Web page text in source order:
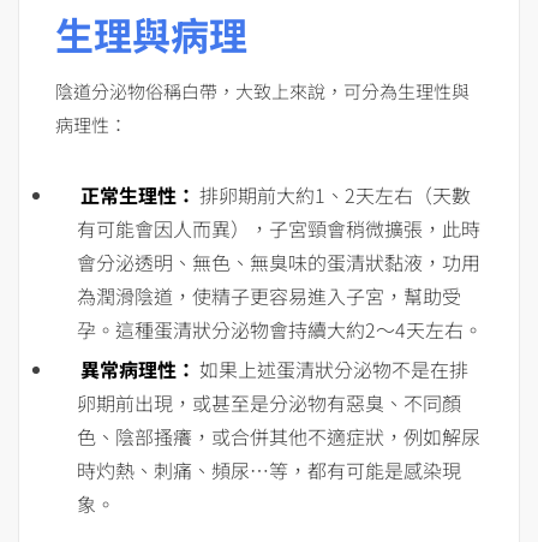
生理與病理
陰道分泌物俗稱白帶，大致上來說，可分為生理性與
病理性：
正常生理性： 排卵期前大約1、2天左右（天數
有可能會因人而異），子宮頸會稍微擴張，此時
會分泌透明、無色、無臭味的蛋清狀黏液，功用
為潤滑陰道，使精子更容易進入子宮，幫助受
孕。這種蛋清狀分泌物會持續大約2～4天左右。
異常病理性： 如果上述蛋清狀分泌物不是在排
卵期前出現，或甚至是分泌物有惡臭、不同顏
色、陰部搔癢，或合併其他不適症狀，例如解尿
時灼熱、刺痛、頻尿…等，都有可能是感染現
象。